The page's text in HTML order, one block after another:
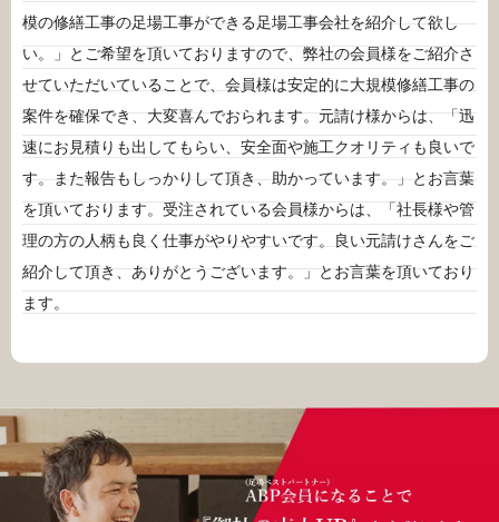
模の修繕工事の足場工事ができる足場工事会社を紹介して欲し
い。」とご希望を頂いておりますので、弊社の会員様をご紹介さ
せていただいていることで、会員様は安定的に大規模修繕工事の
案件を確保でき、大変喜んでおられます。元請け様からは、「迅
速にお見積りも出してもらい、安全面や施工クオリティも良いで
す。また報告もしっかりして頂き、助かっています。」とお言葉
を頂いております。受注されている会員様からは、「社長様や管
理の方の人柄も良く仕事がやりやすいです。良い元請けさんをご
紹介して頂き、ありがとうございます。」とお言葉を頂いており
ます。